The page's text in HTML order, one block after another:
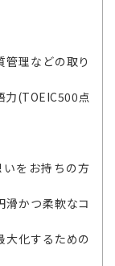
管理などの取り
力(TOEIC500点
をお持ちの方
滑かつ柔軟なコ
大化するための